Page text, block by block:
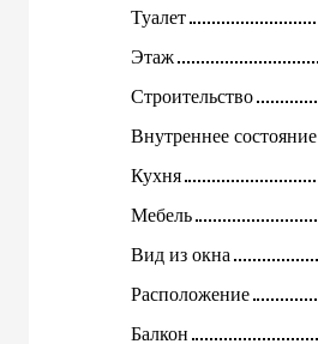
Туалет
Этаж
Строительство
Внутреннее состояние
Кухня
Мебель
Вид из окна
Расположение
Балкон